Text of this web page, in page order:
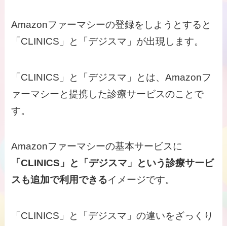
Amazonファーマシーの登録をしようとすると
「CLINICS」と「デジスマ」が出現します。
「CLINICS」と「デジスマ」とは、Amazonフ
ァーマシーと提携した診療サービスのことで
す。
Amazonファーマシーの基本サービスに
「CLINICS」と「デジスマ」という診療サービ
スも追加で利用できるイメージです。
「CLINICS」と「デジスマ」の違いをざっくり